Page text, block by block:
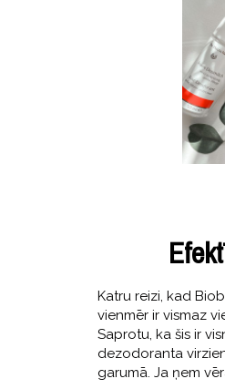
Katru reizi, kad
vienmēr ir vismaz
Saprotu, ka šis ir
dezodoranta
garumā. Ja ņem